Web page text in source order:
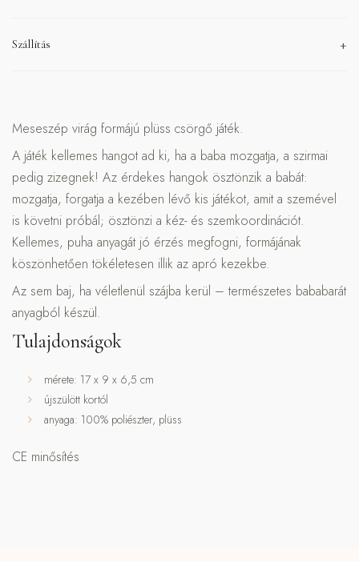
Szállítás
Meseszép virág formájú plüss csörgő játék.
A játék kellemes hangot ad ki, ha a baba mozgatja, a szirmai
pedig zizegnek! Az érdekes hangok ösztönzik a babát:
mozgatja, forgatja a kezében lévő kis játékot, amit a szemével
is követni próbál; ösztönzi a kéz- és szemkoordinációt.
Kellemes, puha anyagát jó érzés megfogni, formájának
köszönhetően tökéletesen illik az apró kezekbe.
Az sem baj, ha véletlenül szájba kerül – természetes bababarát
anyagból készül.
Tulajdonságok
mérete: 17 x 9 x 6,5 cm
újszülött kortól
anyaga: 100% poliészter, plüss
CE minősítés